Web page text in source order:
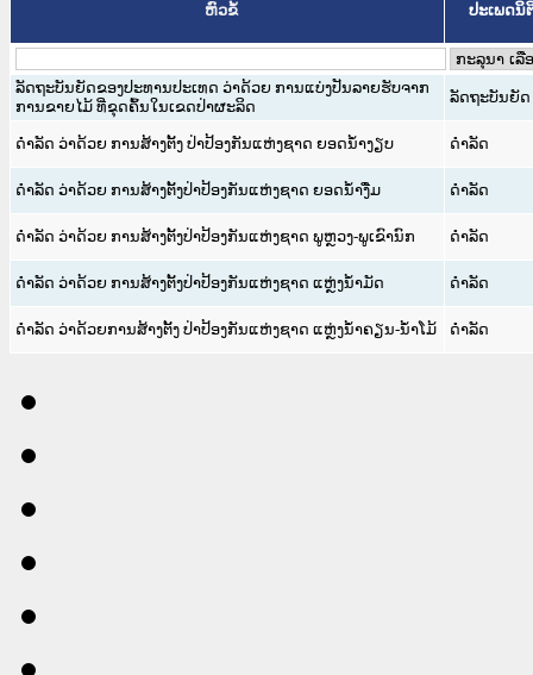
ຫົວຂໍ້ ປະເພດນິ
ລັດຖະບັນຍັດຂອງປະທານປະເທດ ວ່າດ້ວຍ ການແບ່ງປັນລາຍຮັບຈາກ
ການຂາຍໄມ້ ທີ່ຂຸດຄົ້ນໃນເຂດປ່າຜະລິດ
ລັດຖະບັນຍັດ
ດຳລັດ ວ່າດ້ວຍ ການສ້າງຕັ້ງ ປ່າປ້ອງກັນແຫ່ງຊາດ ຍອດນໍ້າງຽບ ດໍາລັດ
ດຳລັດ ວ່າດ້ວຍ ການສ້າງຕັ້ງປ່າປ້ອງກັນແຫ່ງຊາດ ຍອດນໍ້າງື່ມ ດໍາລັດ
ດຳລັດ ວ່າດ້ວຍ ການສ້າງຕັ້ງປ່າປ້ອງກັນແຫ່ງຊາດ ພູຫຼວງ-ພູເຂົານົກ ດໍາລັດ
ດຳລັດ ວ່າດ້ວຍ ການສ້າງຕັ້ງປ່າປ້ອງກັນແຫ່ງຊາດ ແຫຼ່ງນໍ້າມັດ ດໍາລັດ
ດຳລັດ ວ່າດ້ວຍການສ້າງຕັ້ງ ປ່າປ້ອງກັນແຫ່ງຊາດ ແຫຼ່ງນໍ້າຄຽນ-ນໍ້າໂມ້ ດໍາລັດ